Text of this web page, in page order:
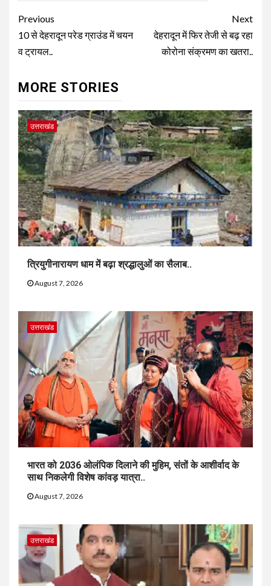
Continue
Reading
Previous
10 से देहरादून परेड ग्राउंड में चयन
व ट्रायल..
Next
देहरादून में फिर तेजी से बढ़ रहा
कोरोना संक्रमण का खतरा..
MORE STORIES
उत्तराखंड
त्रियुगीनारायण धाम में बढ़ा श्रद्धालुओं का सैलाब..
August 7, 2026
उत्तराखंड
भारत को 2036 ओलंपिक दिलाने की मुहिम, संतों के आशीर्वाद के
साथ निकलेगी विशेष कांवड़ यात्रा..
August 7, 2026
उत्तराखंड